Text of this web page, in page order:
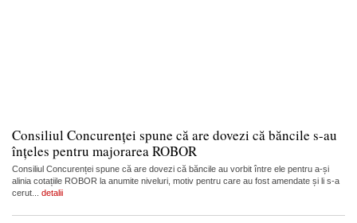
Consiliul Concurenței spune că are dovezi că băncile s-au
înțeles pentru majorarea ROBOR
Consiliul Concurenței spune că are dovezi că băncile au vorbit între ele pentru a-și
alinia cotațiile ROBOR la anumite niveluri, motiv pentru care au fost amendate și li s-a
cerut... detalii